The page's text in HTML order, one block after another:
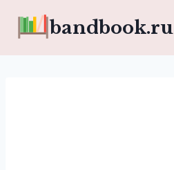
bandbook.ru